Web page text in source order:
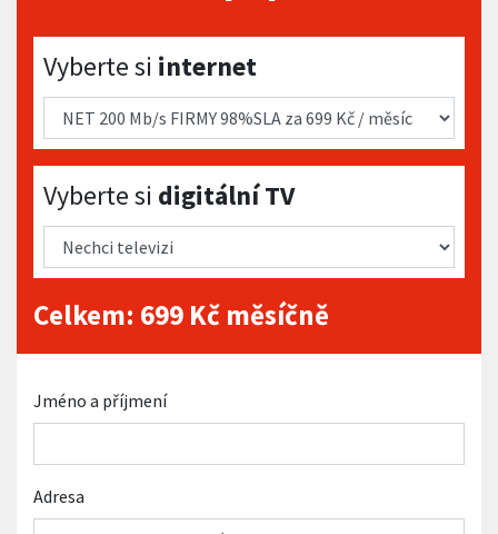
Vyberte si internet
Vyberte si internet
Vyberte si digitální TV
Vyberte si digitální TV
Celkem: 699 Kč měsíčně
Jméno a příjmení
Adresa